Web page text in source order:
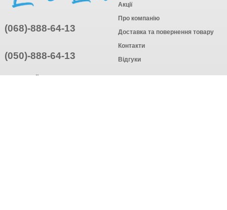
(068)-888-64-13
(050)-888-64-13
Акції
Про компанію
Доставка та повернення товару
Контакти
Відгуки